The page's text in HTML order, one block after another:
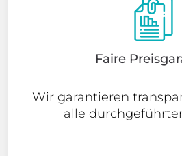
Faire
Wir garantieren
alle